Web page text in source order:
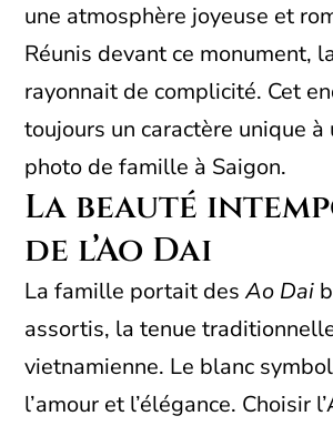
une atmosphère joyeuse et
Réunis devant ce monument,
rayonnait de complicité. Cet
toujours un caractère unique à
photo de famille à Saigon.
La beauté
de l’Ao Dai
La famille portait desAo Dai
assortis, la tenue
vietnamienne. Le blanc
l’amour et l’élégance. Choisir